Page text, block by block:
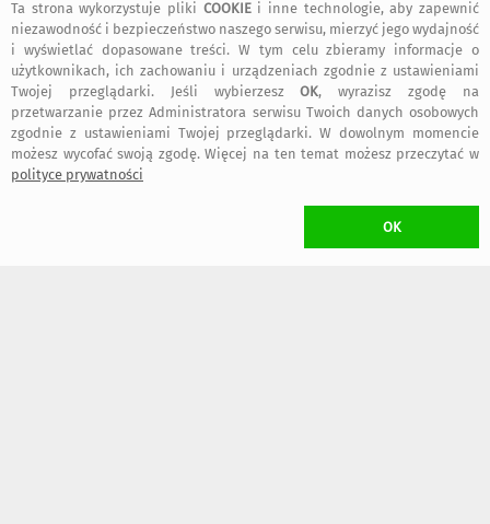
Asia: Bardzo starannie wykonane. Wszystko zgodne z opisem zabawki.
Zdjęcia oddające wygląd na żywo! Polecam!
Ta strona wykorzystuje pliki COOKIEi inne technologie, aby zapewnić
niezawodność i bezpieczeństwo naszego serwisu, mierzyć jego wydajność
i wyświetlać dopasowane treści. W tym celu zbieramy informacje o
użytkownikach, ich zachowaniu i urządzeniach zgodnie z ustawieniami
Twojej przeglądarki. Jeśli wybierzeszOK, wyrazisz zgodę na
przetwarzanie przez Administratora serwisu Twoich danych osobowych
zgodnie z ustawieniami Twojej przeglądarki. W dowolnym momencie
możesz wycofać swoją zgodę. Więcej na ten temat możesz przeczytać w
polityce prywatności
OK